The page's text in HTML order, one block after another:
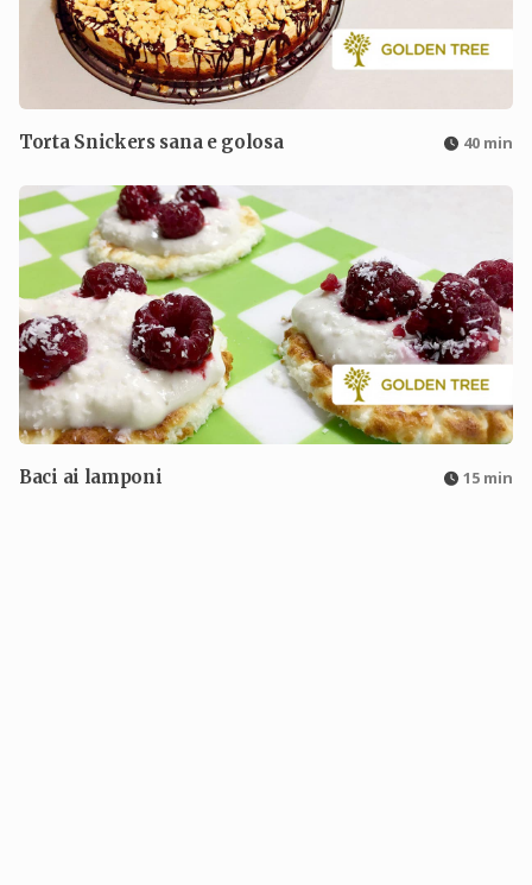
Torta Snickers sana e golosa 40 min
Baci ai lamponi 15 min